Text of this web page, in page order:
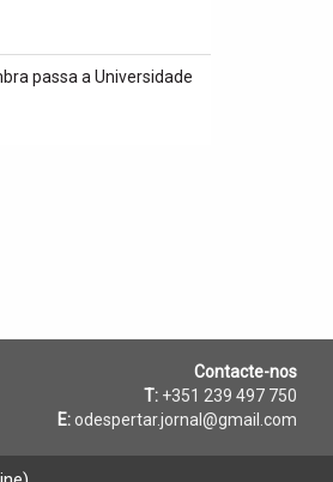
passa a Universidade
Contacte-nos
T: +351 239 497 750
E: odespertar.jornal@gmail.com